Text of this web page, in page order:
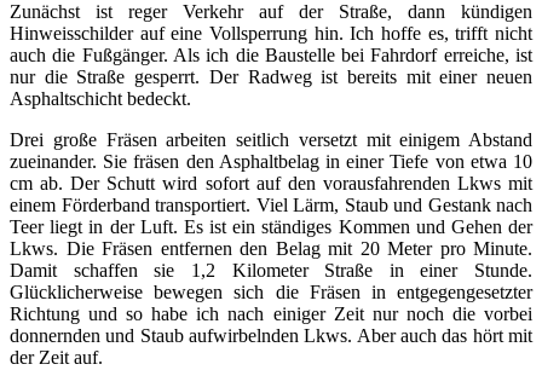
Zunächst ist reger Verkehr auf der Straße, dann kündigen
Hinweisschilder auf eine Vollsperrung hin. Ich hoffe es, trifft nicht
auch die Fußgänger. Als ich die Baustelle bei Fahrdorf erreiche, ist
nur die Straße gesperrt. Der Radweg ist bereits mit einer neuen
Asphaltschicht bedeckt.
Drei große Fräsen arbeiten seitlich versetzt mit einigem Abstand
zueinander. Sie fräsen den Asphaltbelag in einer Tiefe von etwa 10
cm ab. Der Schutt wird sofort auf den vorausfahrenden Lkws mit
einem Förderband transportiert. Viel Lärm, Staub und Gestank nach
Teer liegt in der Luft. Es ist ein ständiges Kommen und Gehen der
Lkws. Die Fräsen entfernen den Belag mit 20 Meter pro Minute.
Damit schaffen sie 1,2 Kilometer Straße in einer Stunde.
Glücklicherweise bewegen sich die Fräsen in entgegengesetzter
Richtung und so habe ich nach einiger Zeit nur noch die vorbei
donnernden und Staub aufwirbelnden Lkws. Aber auch das hört mit
der Zeit auf.